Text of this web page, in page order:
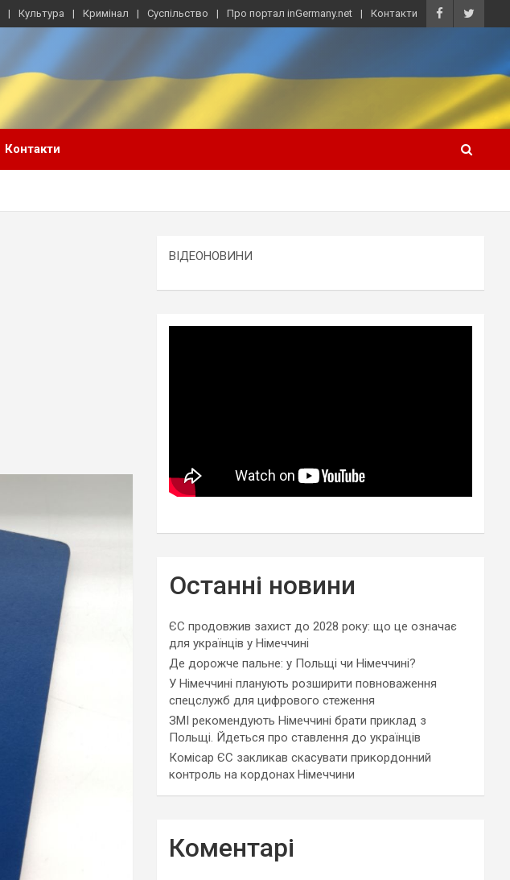
Культура Кримінал Суспільство Про портал inGermany.net Контакти
Контакти
ВІДЕОНОВИНИ
Останні новини
ЄС продовжив захист до 2028 року: що це означає
для українців у Німеччині
Де дорожче пальне: у Польщі чи Німеччині?
У Німеччині планують розширити повноваження
спецслужб для цифрового стеження
ЗМІ рекомендують Німеччині брати приклад з
Польщі. Йдеться про ставлення до українців
Комісар ЄС закликав скасувати прикордонний
контроль на кордонах Німеччини
Коментарі